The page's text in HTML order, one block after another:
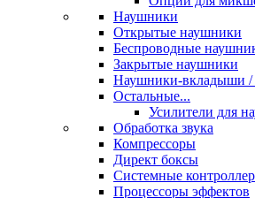
Наушники
Открытые наушники
Беспроводные
Закрытые наушники
Наушники-вкладыши /
Остальные...
Усилители для
Обработка звука
Компрессоры
Директ боксы
Системные
Процессоры эффектов